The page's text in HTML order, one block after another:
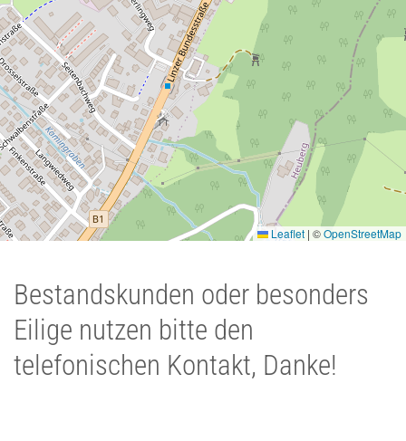
Leaflet | ©OpenStreetMap
Bestandskunden oder besonders
Eilige nutzen bitte den
telefonischen Kontakt, Danke!